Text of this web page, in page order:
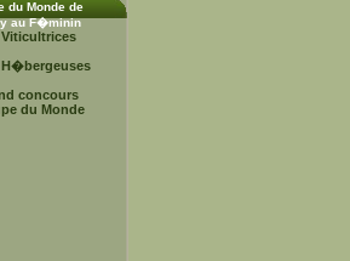
du Monde de
au F�minin
H�bergeuses
concours
du Monde